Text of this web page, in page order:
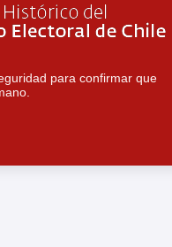
para confirmar que